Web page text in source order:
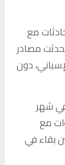
مع
مصادر
دون
48 عاما في شهر
مع
بقاء في